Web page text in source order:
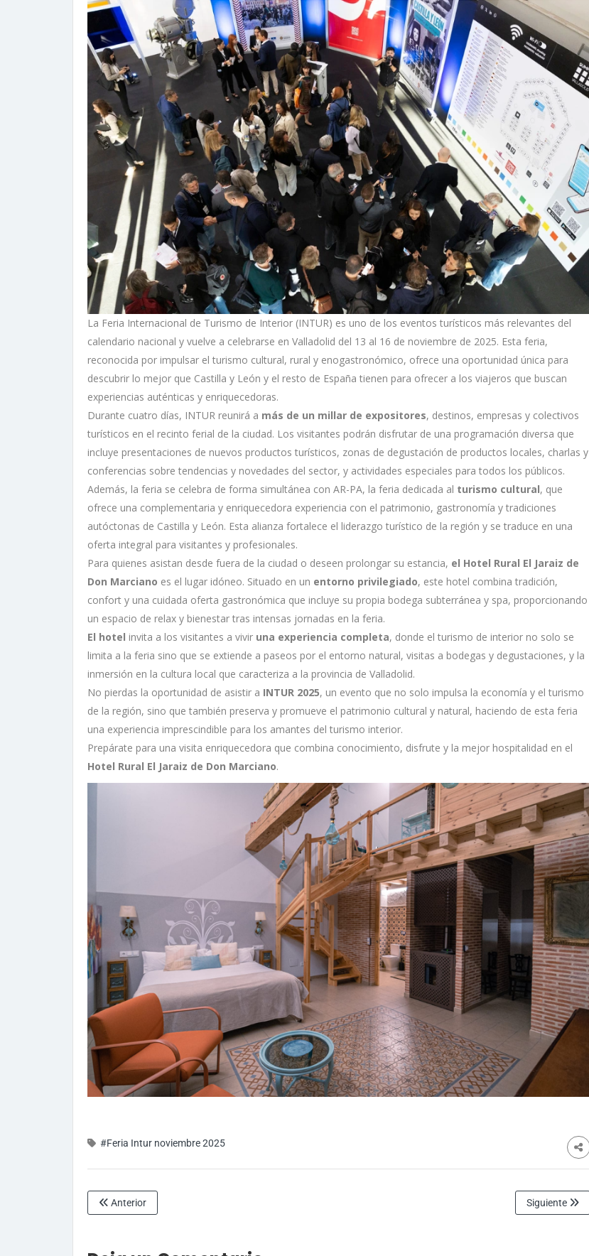
La Feria Internacional de Turismo de Interior (INTUR) es uno de los eventos turísticos más relevantes del
calendario nacional y vuelve a celebrarse en Valladolid del 13 al 16 de noviembre de 2025. Esta feria,
reconocida por impulsar el turismo cultural, rural y enogastronómico, ofrece una oportunidad única para
descubrir lo mejor que Castilla y León y el resto de España tienen para ofrecer a los viajeros que buscan
experiencias auténticas y enriquecedoras.
Durante cuatro días, INTUR reunirá a más de un millar de expositores, destinos, empresas y colectivos
turísticos en el recinto ferial de la ciudad. Los visitantes podrán disfrutar de una programación diversa que
incluye presentaciones de nuevos productos turísticos, zonas de degustación de productos locales, charlas y
conferencias sobre tendencias y novedades del sector, y actividades especiales para todos los públicos.
Además, la feria se celebra de forma simultánea con AR-PA, la feria dedicada al turismo cultural, que
ofrece una complementaria y enriquecedora experiencia con el patrimonio, gastronomía y tradiciones
autóctonas de Castilla y León. Esta alianza fortalece el liderazgo turístico de la región y se traduce en una
oferta integral para visitantes y profesionales.
Para quienes asistan desde fuera de la ciudad o deseen prolongar su estancia, el Hotel Rural El Jaraiz de
Don Marciano es el lugar idóneo. Situado en un entorno privilegiado, este hotel combina tradición,
confort y una cuidada oferta gastronómica que incluye su propia bodega subterránea y spa, proporcionando
un espacio de relax y bienestar tras intensas jornadas en la feria.
El hotel invita a los visitantes a vivir una experiencia completa, donde el turismo de interior no solo se
limita a la feria sino que se extiende a paseos por el entorno natural, visitas a bodegas y degustaciones, y la
inmersión en la cultura local que caracteriza a la provincia de Valladolid.
No pierdas la oportunidad de asistir a INTUR 2025, un evento que no solo impulsa la economía y el turismo
de la región, sino que también preserva y promueve el patrimonio cultural y natural, haciendo de esta feria
una experiencia imprescindible para los amantes del turismo interior.
Prepárate para una visita enriquecedora que combina conocimiento, disfrute y la mejor hospitalidad en el
Hotel Rural El Jaraiz de Don Marciano.
#Feria Intur noviembre 2025
Anterior Siguiente